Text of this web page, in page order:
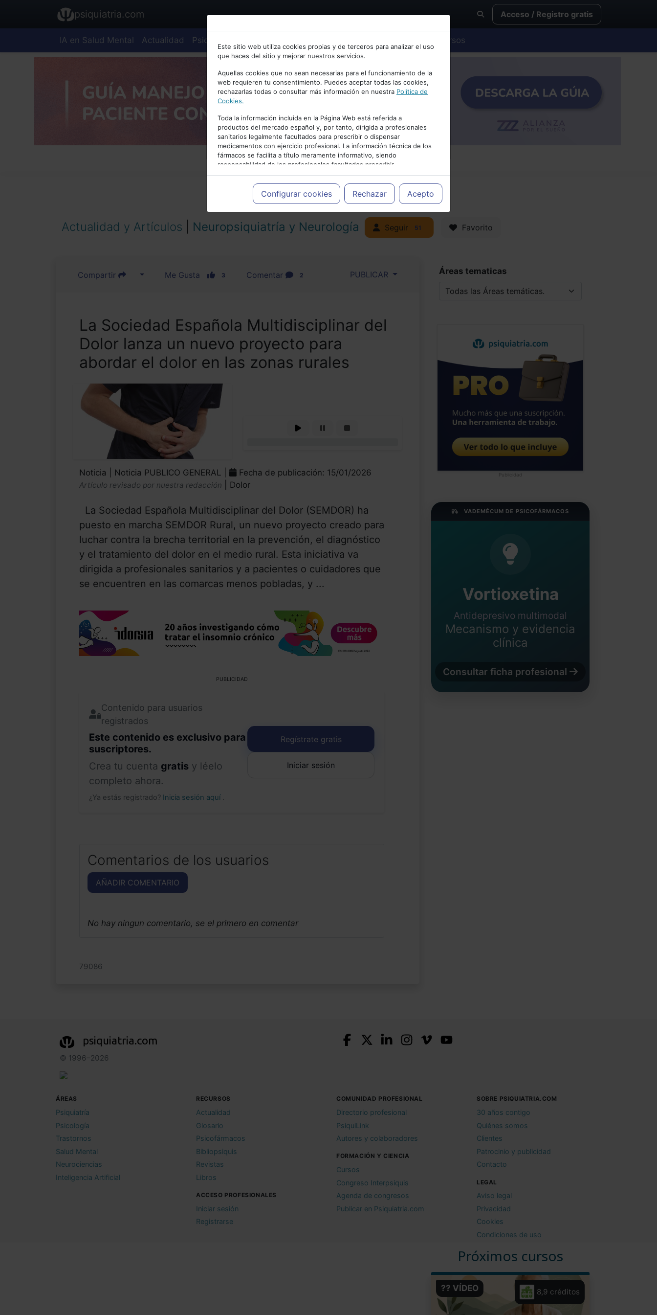
Bienvenid@ a psiquiatria.com
Escribe tu Email
Accede o regístrate con tu email.
Cancelar
psiquiatria.com Acceso / Registro gratis
IA en Salud Mental Actualidad Psiquiatría Cursos
Este sitio web utiliza cookies propias y de terceros para analizar el uso
que haces del sitio y mejorar nuestros servicios.
Aquellas cookies que no sean necesarias para el funcionamiento de la
web requieren tu consentimiento. Puedes aceptar todas las cookies,
rechazarlas todas o consultar más información en nuestra Política de
Cookies.
Toda la información incluida en la Página Web está referida a
productos del mercado español y, por tanto, dirigida a profesionales
sanitarios legalmente facultados para prescribir o dispensar
medicamentos con ejercicio profesional. La información técnica de los
fármacos se facilita a título meramente informativo, siendo
responsabilidad de los profesionales facultados prescribir
medicamentos y decidir, en cada caso concreto, el tratamiento más
adecuado a las necesidades del paciente.
Configurar cookies Rechazar Acepto
PUBLICIDAD
Actualidad y Artículos Neuropsiquiatría y Neurología Seguir 51 Favorito
Compartir Me Gusta 3 Comentar 2 PUBLICAR
La Sociedad Española Multidisciplinar del
Dolor lanza un nuevo proyecto para
abordar el dolor en las zonas rurales
Noticia | Noticia PUBLICO GENERAL | Fecha de publicación: 15/01/2026
Artículo revisado por nuestra redacción | Dolor
La Sociedad Española Multidisciplinar del Dolor (SEMDOR) ha
puesto en marcha SEMDOR Rural, un nuevo proyecto creado para
luchar contra la brecha territorial en la prevención, el diagnóstico
y el tratamiento del dolor en el medio rural. Esta iniciativa va
dirigida a profesionales sanitarios y a pacientes o cuidadores que
se encuentren en las comarcas menos pobladas, y ...
PUBLICIDAD
Contenido para usuarios
registrados
Este contenido es exclusivo para
suscriptores.
Crea tu cuenta gratis y léelo
completo ahora.
¿Ya estás registrado? Inicia sesión aquí .
Regístrate gratis
Iniciar sesión
Comentarios de los usuarios
AÑADIR COMENTARIO
No hay ningun comentario, se el primero en comentar
79086
Áreas tematicas
Publicidad
VADEMÉCUM DE PSICOFÁRMACOS
Vortioxetina
Antidepresivo multimodal
Mecanismo y evidencia
clínica
Consultar ficha profesional
Próximos cursos
8,9 créditos
?? VÍDEO
psiquiatria.com
© 1996–2026
ÁREAS
Psiquiatría
Psicología
Trastornos
Salud Mental
Neurociencias
Inteligencia Artificial
RECURSOS
Actualidad
Glosario
Psicofármacos
Bibliopsiquis
Revistas
Libros
ACCESO PROFESIONALES
Iniciar sesión
Registrarse
COMUNIDAD PROFESIONAL
Directorio profesional
PsiquiLink
Autores y colaboradores
FORMACIÓN Y CIENCIA
Cursos
Congreso Interpsiquis
Agenda de congresos
Publicar en Psiquiatria.com
SOBRE PSIQUIATRIA.COM
30 años contigo
Quiénes somos
Clientes
Patrocinio y publicidad
Contacto
LEGAL
Aviso legal
Privacidad
Cookies
Condiciones de uso